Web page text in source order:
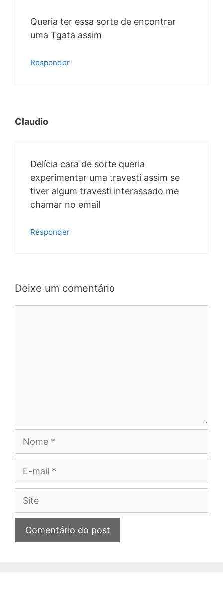
Queria ter essa sorte de encontrar
uma Tgata assim
Responder
Claudio
Delícia cara de sorte queria
experimentar uma travesti assim se
tiver algum travesti interassado me
chamar no email
Responder
Deixe um comentário
Site